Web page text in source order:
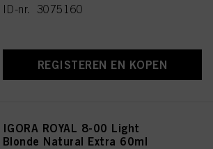
ID-nr. 3075160
REGISTEREN EN KOPEN
IGORA ROYAL 8-00 Light
Blonde Natural Extra 60ml